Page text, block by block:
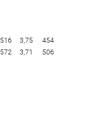
516 3,75
454
572 3,71
506